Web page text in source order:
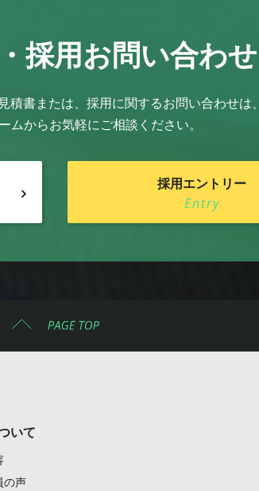
採用お問い合わせ
積書または、採用に関するお問い合わせは、
ムからお気軽にご相談ください。
採用エントリー
Entry
いて
の声